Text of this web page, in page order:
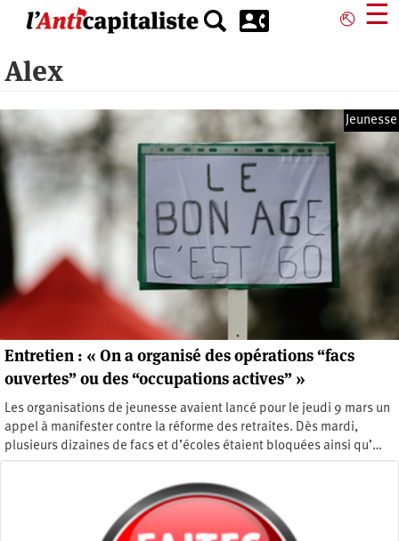
principal
⎋ ☰
Alex
Jeunesse
Entretien : « On a organisé des opérations “facs
ouvertes” ou des “occupations actives” »
Les organisations de jeunesse avaient lancé pour le jeudi 9 mars un
appel à manifester contre la réforme des retraites. Dès mardi,
plusieurs dizaines de facs et d’écoles étaient bloquées ainsi qu’…